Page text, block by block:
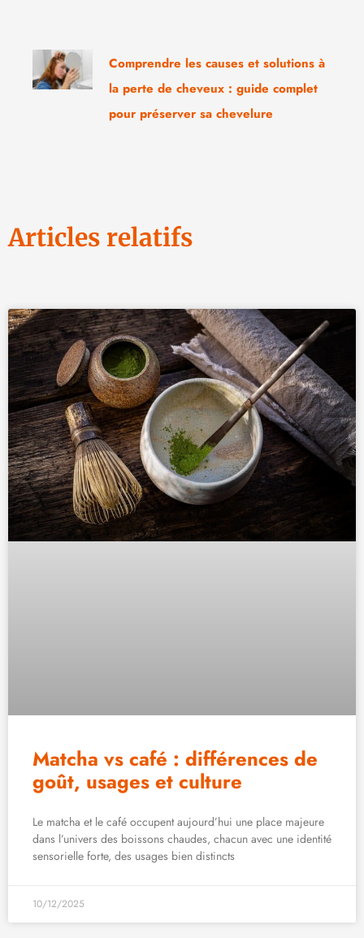
Comprendre les causes et solutions à
la perte de cheveux : guide complet
pour préserver sa chevelure
Articles relatifs
Matcha vs café : différences de
goût, usages et culture
Le matcha et le café occupent aujourd’hui une place majeure
dans l’univers des boissons chaudes, chacun avec une identité
sensorielle forte, des usages bien distincts
10/12/2025